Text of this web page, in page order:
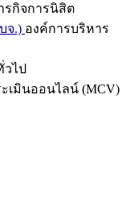
รกิจการนิสิต
จ.) องค์การบริหาร
ไป
เมินออนไลน์ (MCV)